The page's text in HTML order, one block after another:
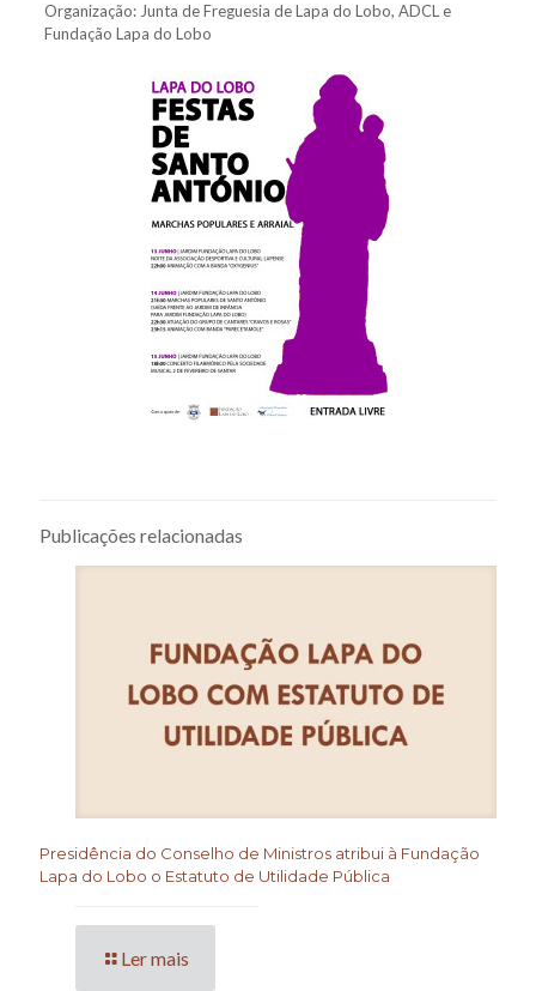
Organização: Junta de Freguesia de Lapa do Lobo, ADCL e
Fundação Lapa do Lobo
Publicações relacionadas
Presidência do Conselho de Ministros atribui à Fundação
Lapa do Lobo o Estatuto de Utilidade Pública
Ler mais